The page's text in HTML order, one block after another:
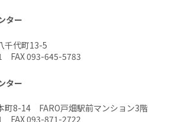
ター
千代町13-5
FAX093-645-5783
ター
町8-14 FARO戸畑駅前マンション3階
FAX093-871-2722